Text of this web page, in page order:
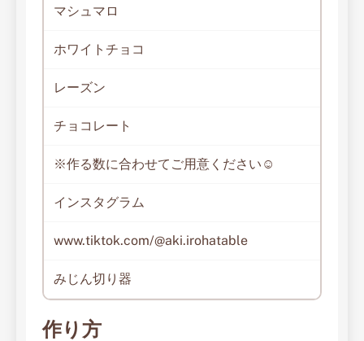
マシュマロ
ホワイトチョコ
レーズン
チョコレート
※作る数に合わせてご用意ください☺️
インスタグラム
www.tiktok.com/@aki.irohatable
みじん切り器
作り方